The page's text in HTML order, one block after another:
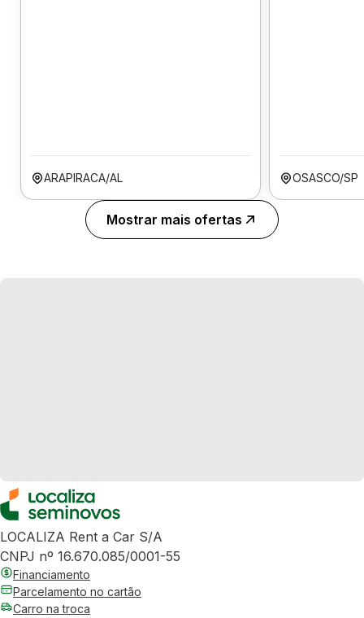
ARAPIRACA/AL OSASCO/SP
Mostrar mais ofertas
LOCALIZA Rent a Car S/A
CNPJ nº 16.670.085/0001-55
Financiamento
Parcelamento no cartão
Carro na troca